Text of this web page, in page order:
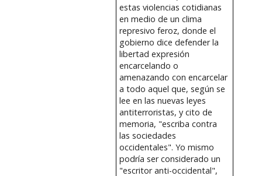
estas violencias cotidianas
en medio de un clima
represivo feroz, donde el
gobierno dice defender la
libertad expresión
encarcelando o
amenazando con encarcelar
a todo aquel que, según se
lee en las nuevas leyes
antiterroristas, y cito de
memoria, "escriba contra
las sociedades
occidentales". Yo mismo
podría ser considerado un
"escritor anti-occidental",